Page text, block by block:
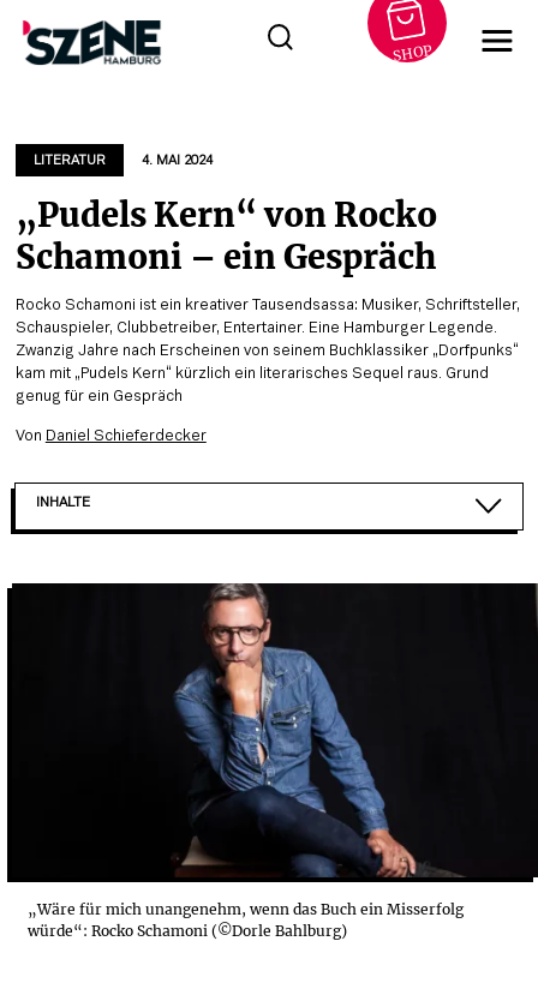
springen
SHOP
LITERATUR 4. MAI 2024
„Pudels Kern“ von Rocko
Schamoni – ein Gespräch
Rocko Schamoni ist ein kreativer Tausendsassa: Musiker, Schriftsteller,
Schauspieler, Clubbetreiber, Entertainer. Eine Hamburger Legende.
Zwanzig Jahre nach Erscheinen von seinem Buchklassiker „Dorfpunks“
kam mit „Pudels Kern“ kürzlich ein literarisches Sequel raus. Grund
genug für ein Gespräch
Von Daniel Schieferdecker
INHALTE
„ICH BIN IMMER NOCH VÖLLIG DER PUNK“
ROCKO SCHAMONI: „SCHREIBEN IST IMMER SELBS...
„Wäre für mich unangenehm, wenn das Buch ein Misserfolg
würde“: Rocko Schamoni (©Dorle Bahlburg)